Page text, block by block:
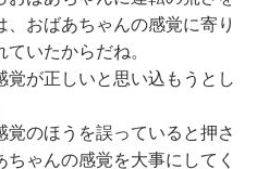
、おばあちゃんの感覚に寄り
いたからだね。
覚が正しいと思い込もうとし
覚のほうを誤っていると押さ
ちゃんの感覚を大事にしてく